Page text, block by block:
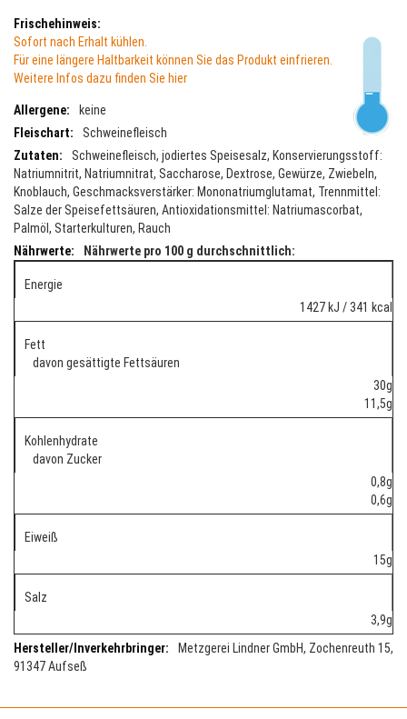
Mehr
Informationen
Sofort nach Erhalt kühlen.
Für eine längere Haltbarkeit können Sie das Produkt einfrieren.
Weitere Infos dazu finden Sie hier
keine
Schweinefleisch
Schweinefleisch, jodiertes Speisesalz, Konservierungsstoff:
Natriumnitrit, Natriumnitrat, Saccharose, Dextrose, Gewürze, Zwiebeln,
Knoblauch, Geschmacksverstärker: Mononatriumglutamat, Trennmittel:
Salze der Speisefettsäuren, Antioxidationsmittel: Natriumascorbat,
Palmöl, Starterkulturen, Rauch
Nährwerte pro 100 g durchschnittlich:
Energie
1427 kJ / 341 kcal
Fett
davon gesättigte Fettsäuren
30g
11,5g
Kohlenhydrate
davon Zucker
0,8g
0,6g
Eiweiß
15g
Salz
3,9g
Metzgerei Lindner GmbH, Zochenreuth 15,
91347 Aufseß